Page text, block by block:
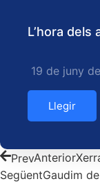
L’hora dels
19 de juny
Llegir
PrevAnterior
SegüentGaudim